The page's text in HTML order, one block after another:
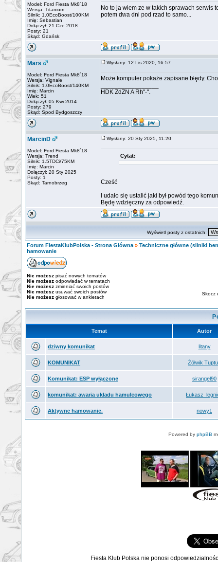
Model: Ford Fiesta Mk8`18
Wersja: Titanium
Silnik: 1.0EcoBoost/100KM
Imię: Sebastian
Dołączył: 21 Cze 2018
Posty: 21
Skąd: Gdańsk
No to ja wiem ze w takich sprawach serwis
potem dwa dni pod rzad to samo...
Mars
Model: Ford Fiesta Mk8`18
Wersja: Vignale
Silnik: 1.0EcoBoost/140KM
Imię: Marcin
Wiek: 51
Dołączył: 05 Kwi 2014
Posty: 279
Skąd: Spod Bydgoszczy
Wysłany: 12 Lis 2020, 16:57
Może komputer pokaże zapisane błędy.
HDK ZdZN A Rh"-".
MarcinD
Model: Ford Fiesta Mk8`18
Wersja: Trend
Silnik: 1.5TDCi/75KM
Imię: Marcin
Dołączył: 20 Sty 2025
Posty: 1
Skąd: Tarnobrzeg
Wysłany: 20 Sty 2025, 11:20
Cytat:
Cześć
I udało się ustalić jaki był powód tego
Będę wdzięczny za odpowiedź.
Wyświetl posty z ostatnich:
Forum FiestaKlubPolska - Strona Główna » Techniczne główne (silniki
hamowanie
Nie możesz pisać nowych tematów
Nie możesz odpowiadać w tematach
Nie możesz zmieniać swoich postów
Nie możesz usuwać swoich postów
Nie możesz głosować w ankietach
Skocz
Temat Autor
dziwny komunikat litany
KOMUNIKAT Żółwik
Komunikat: ESP wyłączone sirangel90
komunikat: awaria układu hamulcowego
Aktywne hamowanie. nowy1
Powered by phpBB
Fiesta Klub Polska nie ponosi